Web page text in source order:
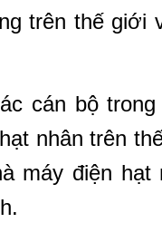
trên thế giới
cán bộ
nhân trên
máy điện